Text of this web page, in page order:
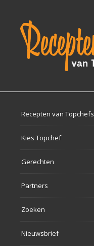
Recepten van Topchefs
Kies Topchef
Gerechten
Partners
Zoeken
Nieuwsbrief